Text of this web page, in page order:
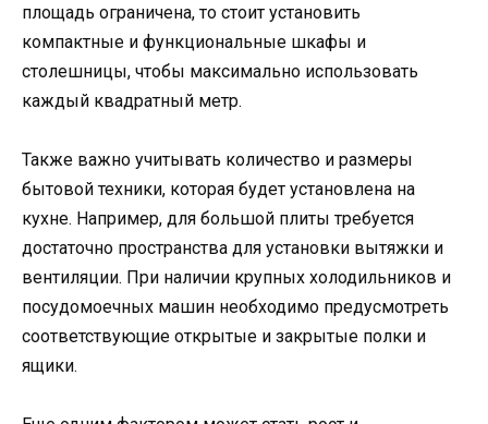
площадь ограничена, то стоит установить
компактные и функциональные шкафы и
столешницы, чтобы максимально использовать
каждый квадратный метр.
Также важно учитывать количество и размеры
бытовой техники, которая будет установлена на
кухне. Например, для большой плиты требуется
достаточно пространства для установки вытяжки и
вентиляции. При наличии крупных холодильников и
посудомоечных машин необходимо предусмотреть
соответствующие открытые и закрытые полки и
ящики.